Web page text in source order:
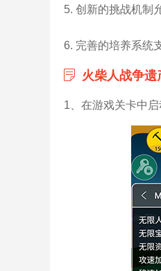
5. 创新的挑战机制
6. 完善的培养系统
火柴人战争
1、在游戏关卡中